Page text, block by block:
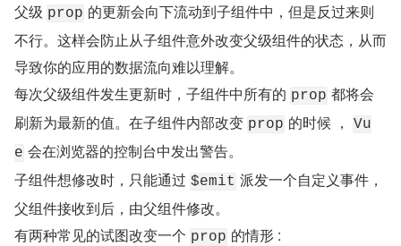
父级 prop 的更新会向下流动到子组件中，但是反过来则
不行。这样会防止从子组件意外改变父级组件的状态，从而
导致你的应用的数据流向难以理解。
每次父级组件发生更新时，子组件中所有的 prop 都将会
刷新为最新的值。在子组件内部改变 prop 的时候 ，
Vu
e 会在浏览器的控制台中发出警告。
子组件想修改时，只能通过 $emit 派发一个自定义事件，
父组件接收到后，由父组件修改。
有两种常见的试图改变一个 prop 的情形 :